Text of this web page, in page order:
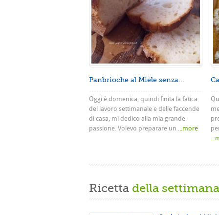
Panbrioche al Miele senza...
Oggi è domenica, quindi finita la fatica
del lavoro settimanale e delle faccende
di casa, mi dedico alla mia grande
passione. Volevo preparare un ...more
Ricetta della settimana